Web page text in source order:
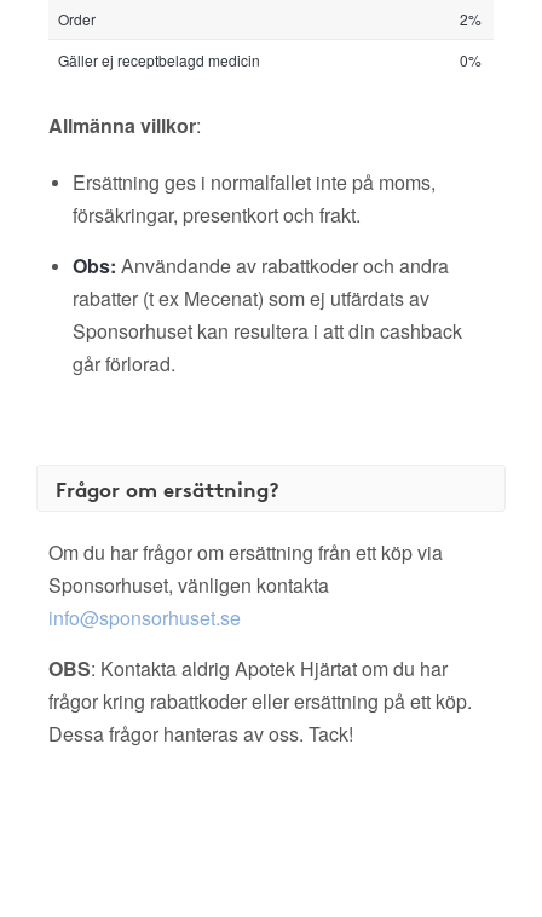
Order
2%
Gäller ej receptbelagd medicin
0%
Allmänna villkor:
Ersättning ges i normalfallet inte på moms,
försäkringar, presentkort och frakt.
Obs: Användande av rabattkoder och andra
rabatter (t ex Mecenat) som ej utfärdats av
Sponsorhuset kan resultera i att din cashback
går förlorad.
Frågor om ersättning?
Om du har frågor om ersättning från ett köp via
Sponsorhuset, vänligen kontakta
info@sponsorhuset.se
OBS: Kontakta aldrig Apotek Hjärtat om du har
frågor kring rabattkoder eller ersättning på ett köp.
Dessa frågor hanteras av oss. Tack!